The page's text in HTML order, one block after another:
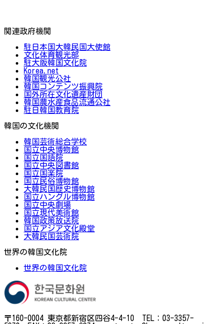
関連政府機関
駐日本国大韓民国大使館
文化体育観光部
駐大阪韓国文化院
Korea.net
韓国観光公社
韓国コンテンツ振興院
国外所在文化遺産財団
韓国農水産食品流通公社
駐日韓国教育院
韓国の文化機関
韓国芸術総合学校
国立中央博物館
国立国語院
国立中央図書館
国立国楽院
国立民俗博物館
大韓民国歴史博物館
国立ハングル博物館
国立中央劇場
国立現代美術館
韓国政策放送院
国立アジア文化殿堂
大韓民国芸術院
世界の韓国文化院
世界の韓国文化院
〒160-0004 東京都新宿区四谷4-4-10 TEL：03-3357-